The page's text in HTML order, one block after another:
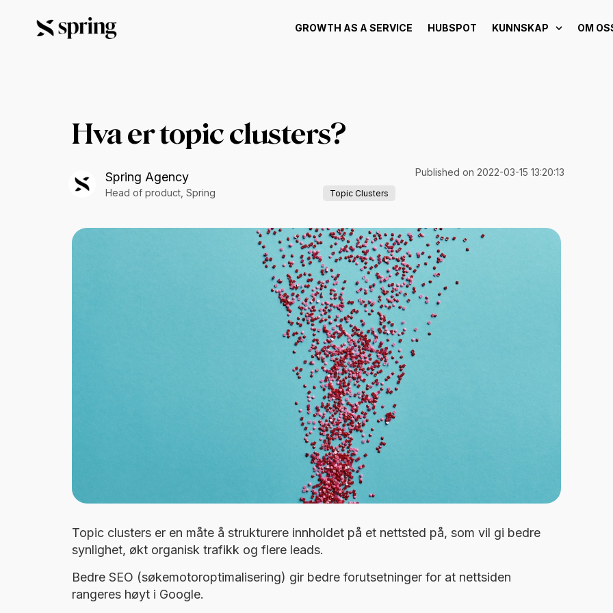
GROWTH AS A SERVICE HUBSPOT KUNNSKAP OM
Hva er topic clusters?
Spring Agency
Head of product, Spring
Published on 2022-03-15 13:20:13
Topic Clusters
Topic clusters er en måte å strukturere innholdet på et nettsted på, som vil gi bedre
synlighet, økt organisk trafikk og flere leads.
Bedre SEO (søkemotoroptimalisering) gir bedre forutsetninger for at nettsiden
rangeres høyt i Google.